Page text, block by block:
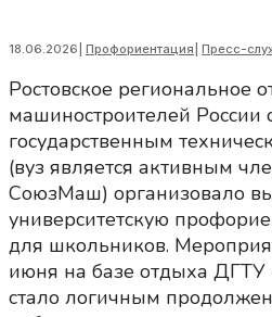
18.06.2026 Профориентация Пресс-
Ростовское региональное
машиностроителей России
государственным
(вуз является активным
СоюзМаш) организовало
университетскую
для школьников.
июня на базе отдыха ДГТУ
стало логичным